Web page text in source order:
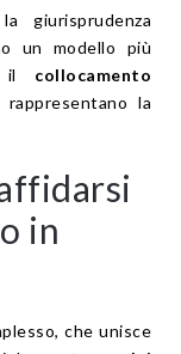
giurisprudenza
un modello più
il collocamento
rappresentano la
in
che unisce